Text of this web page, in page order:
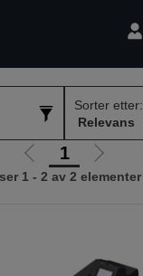
Sorter etter:
Gå
til
1
Gå
til
1 - 2 av 2 elementer